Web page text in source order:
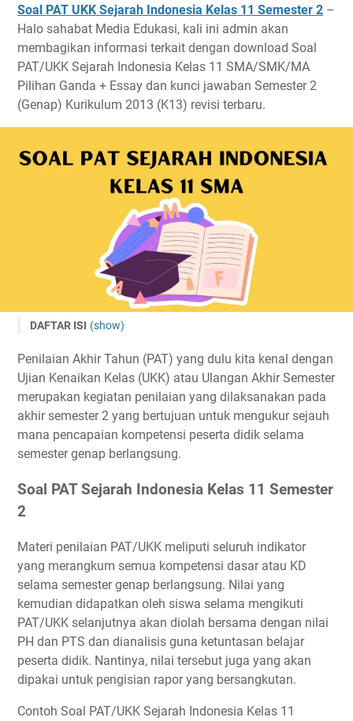
Soal PAT UKK Sejarah Indonesia Kelas 11 Semester 2 –
Halo sahabat Media Edukasi, kali ini admin akan
membagikan informasi terkait dengan download Soal
PAT/UKK Sejarah Indonesia Kelas 11 SMA/SMK/MA
Pilihan Ganda + Essay dan kunci jawaban Semester 2
(Genap) Kurikulum 2013 (K13) revisi terbaru.
DAFTAR ISI (show)
Kisi-Kisi Soal UKK Sejarah Indonesia Kelas 11 Semester 2
Download Soal PAT Sejarah Indonesia Kelas 11 Semester 2
dan Kunci Jawaban
Penilaian Akhir Tahun (PAT) yang dulu kita kenal dengan
Ujian Kenaikan Kelas (UKK) atau Ulangan Akhir Semester
merupakan kegiatan penilaian yang dilaksanakan pada
akhir semester 2 yang bertujuan untuk mengukur sejauh
mana pencapaian kompetensi peserta didik selama
semester genap berlangsung.
Soal PAT Sejarah Indonesia Kelas 11 Semester
2
Materi penilaian PAT/UKK meliputi seluruh indikator
yang merangkum semua kompetensi dasar atau KD
selama semester genap berlangsung. Nilai yang
kemudian didapatkan oleh siswa selama mengikuti
PAT/UKK selanjutnya akan diolah bersama dengan nilai
PH dan PTS dan dianalisis guna ketuntasan belajar
peserta didik. Nantinya, nilai tersebut juga yang akan
dipakai untuk pengisian rapor yang bersangkutan.
Contoh Soal PAT/UKK Sejarah Indonesia Kelas 11